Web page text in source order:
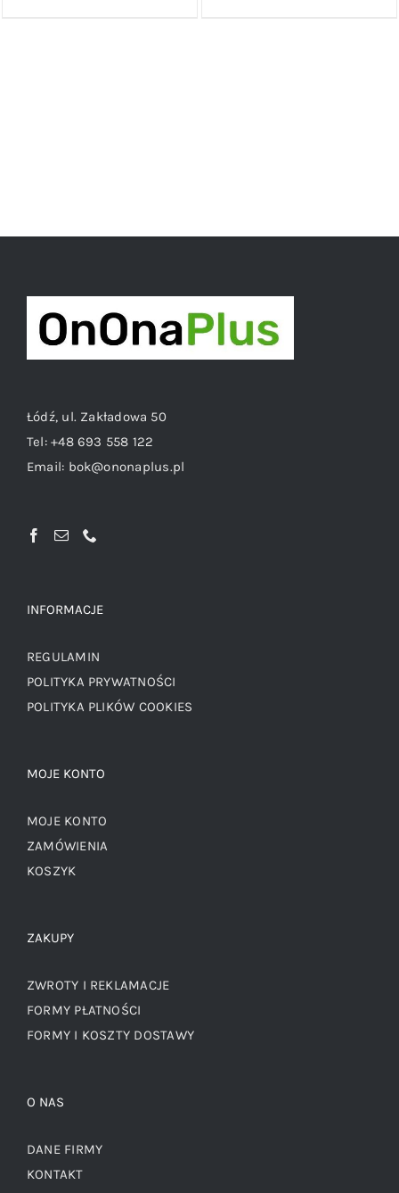
Łódź, ul. Zakładowa 50
Tel:+48 693 558 122
Email: bok@ononaplus.pl
INFORMACJE
REGULAMIN
POLITYKA PRYWATNOŚCI
POLITYKA PLIKÓW COOKIES
MOJE KONTO
MOJE KONTO
ZAMÓWIENIA
KOSZYK
ZAKUPY
ZWROTY I REKLAMACJE
FORMY PŁATNOŚCI
FORMY I KOSZTY DOSTAWY
O NAS
DANE FIRMY
KONTAKT